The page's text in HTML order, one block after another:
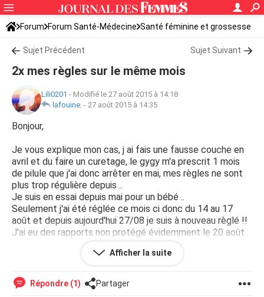
Forum Forum Santé-Médecine Santé féminine et grossesse
Tomber enceinte
Sujet Précédent Sujet Suivant
2x mes règles sur le même mois
Lili0201 - Modifié le 27 août 2015 à 14:18
lafouine. - 27 août 2015 à 14:35
Bonjour,
Je vous explique mon cas, j ai fais une fausse couche en
avril et du faire un curetage, le gygy m'a prescrit 1 mois
de pilule que j'ai donc arrêter en mai, mes règles ne sont
plus trop régulière depuis ..
Je suis en essai depuis mai pour un bébé ..
Seulement j'ai été réglée ce mois ci donc du 14 au 17
août et depuis aujourd'hui 27/08 je suis à nouveau règlé !!
J'ai eu des rapports non protégé évidemment le 20 août
et le 24 août. Pertes bien rouge (dsl des détails) j'ai beau
lire des forums je trouve pas ma réponse ..
couche ?
Afficher la suite
Répondre (1) Partager